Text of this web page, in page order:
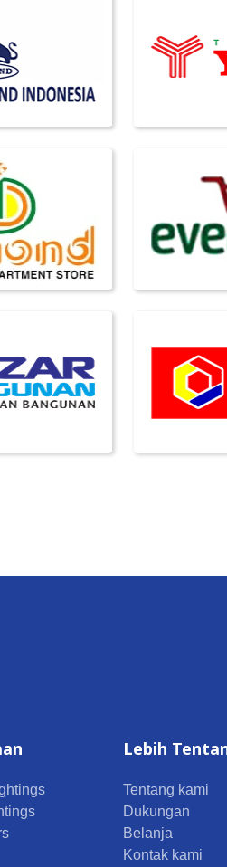
Lebih
Tentang kami
Dukungan
Belanja
Kontak kami